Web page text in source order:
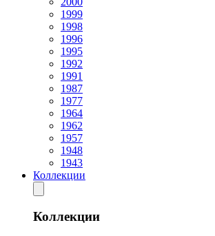
1999
1998
1996
1995
1992
1991
1987
1977
1964
1962
1957
1948
1943
Коллекции
Коллекции